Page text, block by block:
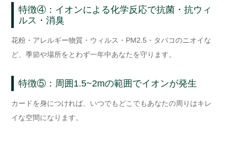
特徴④：イオンによる化学反応で抗菌・抗ウィ
ルス・消臭
花粉・アレルギー物質・ウィルス・PM2.5・タバコのニオイな
ど、季節や場所をとわず一年中あなたを守ります。
特徴⑤：周囲1.5~2mの範囲でイオンが発生
カードを身につければ、いつでもどこでもあなたの周りはキレ
イな空間になります。